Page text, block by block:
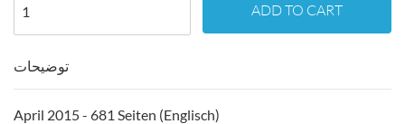
ADD TO CART
توضیحات
April 2015 - 681 Seiten (Englisch)